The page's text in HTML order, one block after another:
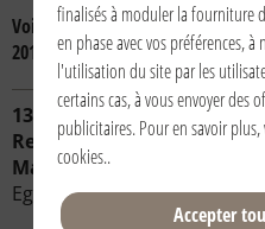
Voir par année: 2024 2023 2022
2016
2015 2014 2013 2012
13/03/2022 | 11:30 |
Republic of Mauritius /
Maurice / Île Maurice /
Eglise de Montmartre
finalisés à moduler la fourniture
en phase avec vos préférences,
l'utilisation du site par les
certains cas, à vous envoyer des
publicitaires. Pour en savoir
cookies..
Accepter